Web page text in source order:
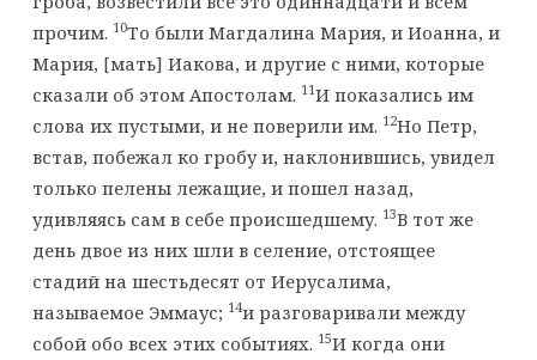
прочим. 10То были Магдалина Мария, и Иоанна, и
Мария, [мать] Иакова, и другие с ними, которые
сказали об этом Апостолам. 11И показались им
слова их пустыми, и не поверили им. 12Но Петр,
встав, побежал ко гробу и, наклонившись, увидел
только пелены лежащие, и пошел назад,
удивляясь сам в себе происшедшему. 13В тот же
день двое из них шли в селение, отстоящее
стадий на шестьдесят от Иерусалима,
называемое Эммаус; 14и разговаривали между
собой обо всех этих событиях. 15И когда они